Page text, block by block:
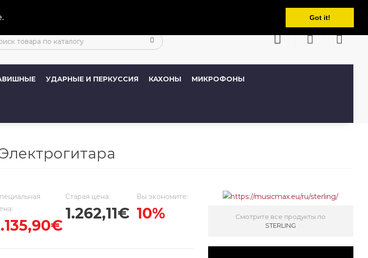
Got it!
Русский
УДАРНЫЕ И ПЕРКУССИЯ КАХОНЫ МИКРОФОНЫ
Старая цена:
1.262,11€
Вы экономите:
10%
Смотрите все продукты по
STERLING